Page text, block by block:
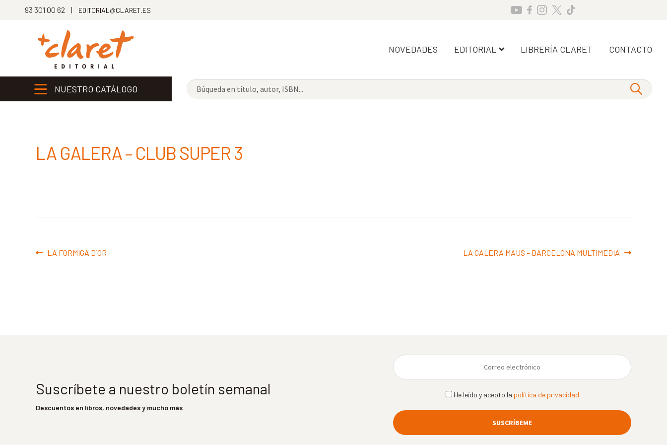
93 301 00 62 | EDITORIAL@CLARET.ES
NOVEDADES EDITORIAL LIBRERÍA CLARET CONTACTO
NUESTRO CATÁLOGO
LA GALERA – CLUB SUPER 3
Navegación
Anterior:
LA FORMIGA D´OR Siguiente:
LA GALERA MAUS – BARCELONA MULTIMEDIA
Suscríbete a nuestro boletín semanal
Descuentos en libros, novedades y mucho más
He leído y acepto la política de privacidad